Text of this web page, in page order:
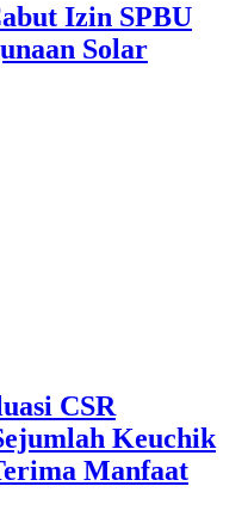
Izin SPBU
Solar
CSR
Keuchik
Manfaat